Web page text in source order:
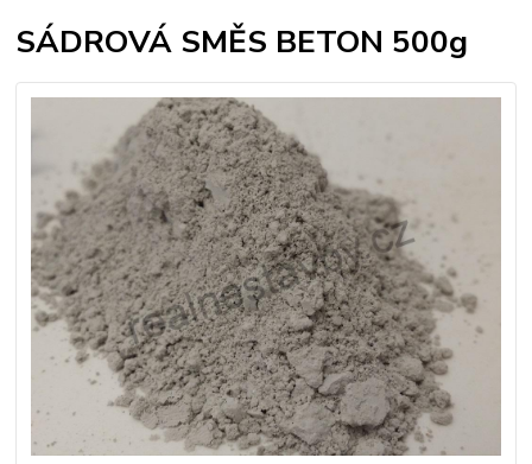
SÁDROVÁ SMĚS BETON 500g